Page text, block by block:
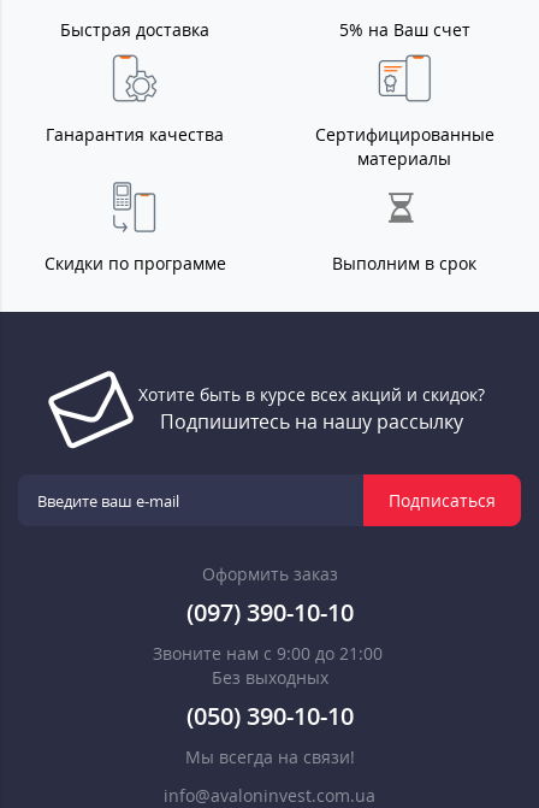
Быстрая доставка 5% на Ваш счет
Ганарантия качества
Сертифицированные
материалы
Скидки по программе Выполним в срок
Хотите быть в курсе всех акций и скидок?
Подпишитесь на нашу рассылку
Подписаться
Оформить заказ
(097) 390-10-10
Звоните нам с 9:00 до 21:00
Без выходных
(050) 390-10-10
Мы всегда на связи!
info@avaloninvest.com.ua